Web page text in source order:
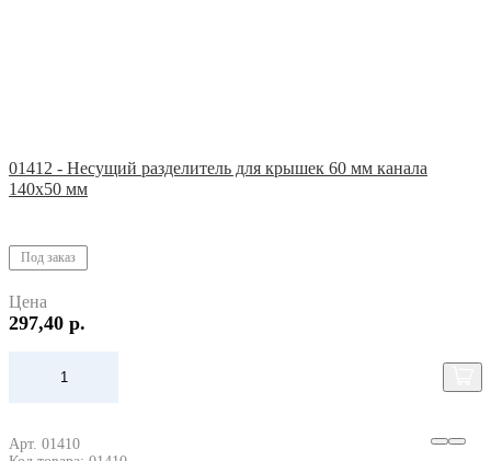
01412 - Несущий разделитель для крышек 60 мм канала
140х50 мм
Под заказ
Цена
297,40 р.
Арт. 01410